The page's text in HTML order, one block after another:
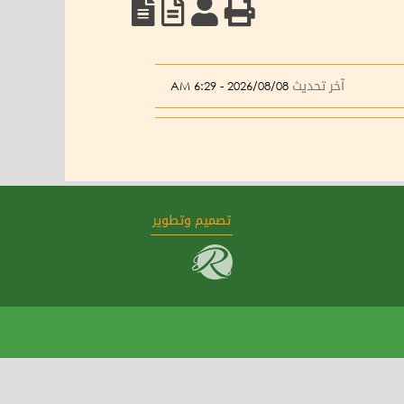
آخر تحديث 2026/08/08 - 6:29 AM
تصميم وتطوير